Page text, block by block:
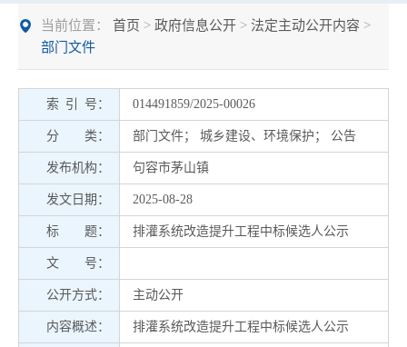
当前位置： 首页 > 政府信息公开 > 法定主动公开内容 >
部门文件
索 引 号： 014491859/2025-00026
分 类： 部门文件； 城乡建设、环境保护 ； 公告
发布机构： 句容市茅山镇
发文日期： 2025-08-28
标 题： 排灌系统改造提升工程中标候选人公示
文 号：
公开方式： 主动公开
内容概述： 排灌系统改造提升工程中标候选人公示